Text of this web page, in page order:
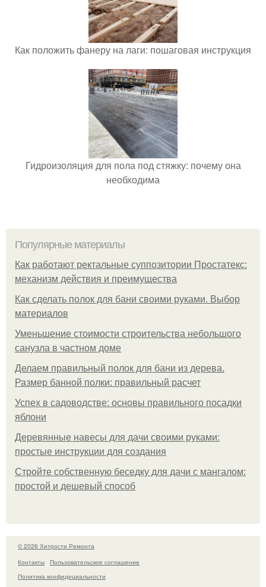
Как положить фанеру на лаги: пошаговая инструкция
Гидроизоляция для пола под стяжку: почему она
необходима
Популярные материалы
Как работают ректальные суппозитории Простатекс:
механизм действия и преимущества
Как сделать полок для бани своими руками. Выбор
материалов
Уменьшение стоимости строительства небольшого
санузла в частном доме
Делаем правильный полок для бани из дерева.
Размер банной полки: правильный расчет
Успех в садоводстве: основы правильного посадки
яблони
Деревянные навесы для дачи своими руками:
простые инструкции для создания
Стройте собственную беседку для дачи с мангалом:
простой и дешевый способ
© 2026 Хитрости Ремонта
Контакты
Пользовательское соглашение
Политика конфидециальности